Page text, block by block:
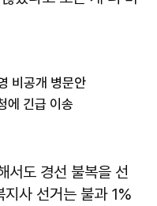
비공개 병문안
에 긴급 이송
서도 경선 불복을 선
사 선거는 불과 1%